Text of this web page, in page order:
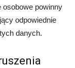
osobowe powinny
odpowiednie
danych.